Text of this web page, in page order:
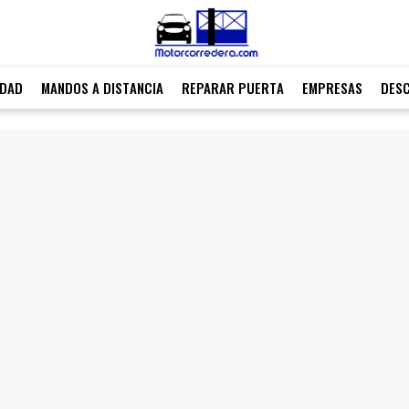
MANDOS A DISTANCIA REPARAR PUERTA EMPRESAS